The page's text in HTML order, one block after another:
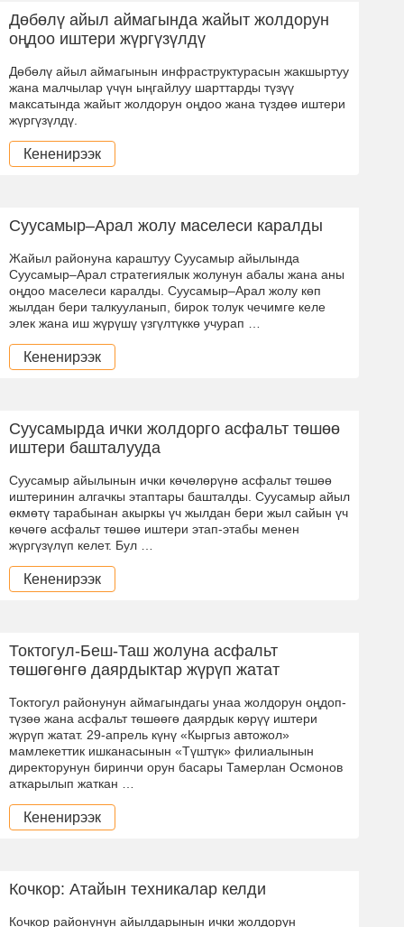
Дөбөлү айыл аймагында жайыт жолдорун
оңдоо иштери жүргүзүлдү
Дөбөлү айыл аймагынын инфраструктурасын жакшыртуу
жана малчылар үчүн ыңгайлуу шарттарды түзүү
максатында жайыт жолдорун оңдоо жана түздөө иштери
жүргүзүлдү.
Кененирээк
Суусамыр–Арал жолу маселеси каралды
Жайыл районуна караштуу Суусамыр айылында
Суусамыр–Арал стратегиялык жолунун абалы жана аны
оңдоо маселеси каралды. Суусамыр–Арал жолу көп
жылдан бери талкууланып, бирок толук чечимге келе
элек жана иш жүрүшү үзгүлтүккө учурап …
Кененирээк
Суусамырда ички жолдорго асфальт төшөө
иштери башталууда
Суусамыр айылынын ички көчөлөрүнө асфальт төшөө
иштеринин алгачкы этаптары башталды. Суусамыр айыл
өкмөтү тарабынан акыркы үч жылдан бери жыл сайын үч
көчөгө асфальт төшөө иштери этап-этабы менен
жүргүзүлүп келет. Бул …
Кененирээк
Токтогул-Беш-Таш жолуна асфальт
төшөгөнгө даярдыктар жүрүп жатат
Токтогул районунун аймагындагы унаа жолдорун оңдоп-
түзөө жана асфальт төшөөгө даярдык көрүү иштери
жүрүп жатат. 29-апрель күнү «Кыргыз автожол»
мамлекеттик ишканасынын «Түштүк» филиалынын
директорунун биринчи орун басары Тамерлан Осмонов
аткарылып жаткан …
Кененирээк
Кочкор: Атайын техникалар келди
Кочкор районунун айылдарынын ички жолдорун